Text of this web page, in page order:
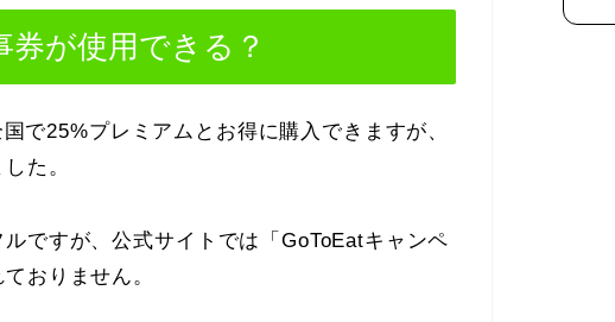
が使用できる？
で25%プレミアムとお得に購入できますが、
た。
ですが、公式サイトでは「GoToEatキャンペ
おりません。